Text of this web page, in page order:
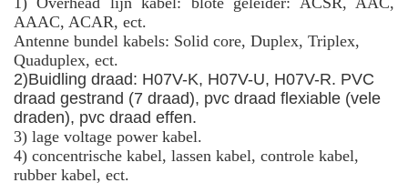
AAAC, ACAR, ect.
Antenne bundel kabels: Solid core, Duplex, Triplex,
Quaduplex, ect.
2)Buidling draad: H07V-K, H07V-U, H07V-R. PVC
draad gestrand (7 draad), pvc draad flexiable (vele
draden), pvc draad effen.
3) lage voltage power kabel.
4) concentrische kabel, lassen kabel, controle kabel,
rubber kabel, ect.